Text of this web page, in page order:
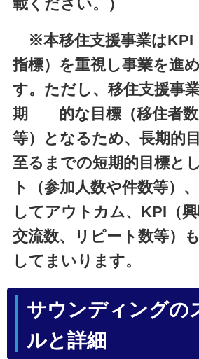
載ください。）
※本移住支援事業はKPI
指標）を重視し事業を進
す。ただし、移住支援事
期 的な目標（移住者数
等）となるため、長期的
至るまでの短期的目標と
ト（参加人数や件数等）
してアウトカム、KPI（興
交流数、リピート数等）
してまいります。
サウンディングの
ルと詳細